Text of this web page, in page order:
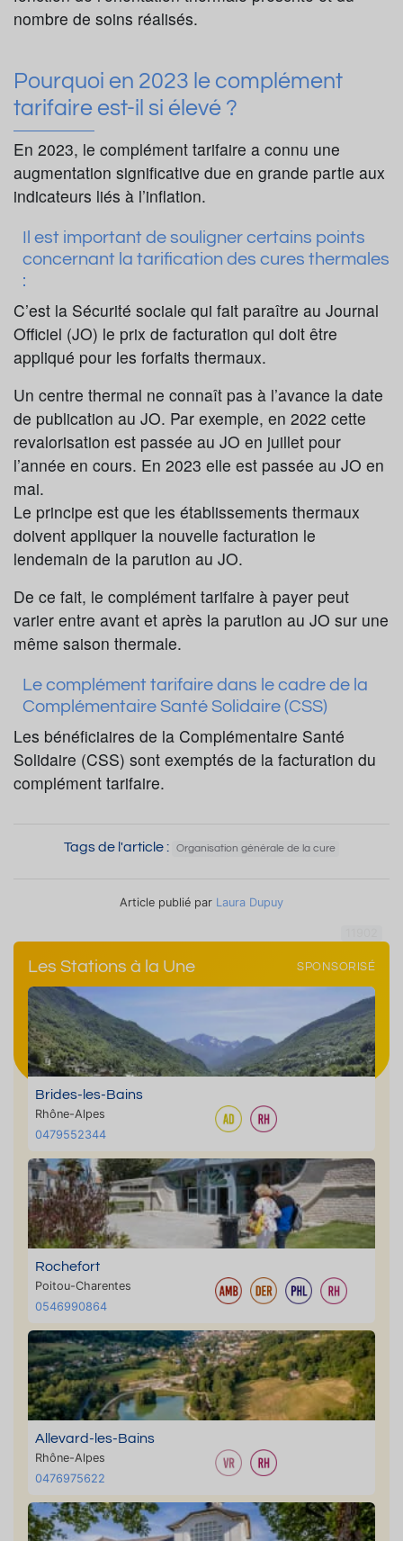
nombre de soins réalisés.
Pourquoi en 2023 le complément
tarifaire est-il si élevé ?
En 2023, le complément tarifaire a connu une
augmentation significative due en grande partie aux
indicateurs liés à l’inflation.
Il est important de souligner certains points
concernant la tarification des cures thermales
:
C’est la Sécurité sociale qui fait paraître au Journal
Officiel (JO) le prix de facturation qui doit être
appliqué pour les forfaits thermaux.
Un centre thermal ne connaît pas à l’avance la date
de publication au JO. Par exemple, en 2022 cette
revalorisation est passée au JO en juillet pour
l’année en cours. En 2023 elle est passée au JO en
mai.
Le principe est que les établissements thermaux
doivent appliquer la nouvelle facturation le
lendemain de la parution au JO.
De ce fait, le complément tarifaire à payer peut
varier entre avant et après la parution au JO sur une
même saison thermale.
Le complément tarifaire dans le cadre de la
Complémentaire Santé Solidaire (CSS)
Les bénéficiaires de la Complémentaire Santé
Solidaire (CSS) sont exemptés de la facturation du
complément tarifaire.
Tags de l'article : Organisation générale de la cure
Article publié par Laura Dupuy
Les Stations à la Une SPONSORISÉ
Brides-les-Bains
Rhône-Alpes
0479552344
Rochefort
Poitou-Charentes
0546990864
Allevard-les-Bains
Rhône-Alpes
0476975622